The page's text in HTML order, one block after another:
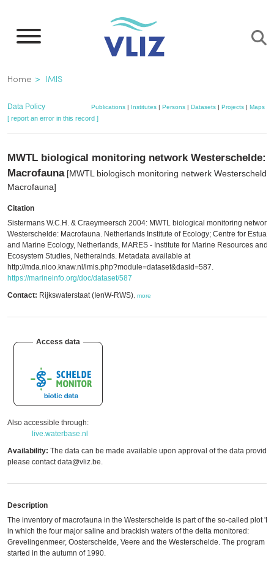
main
Breadcrumb
Home IMIS
Data Policy Publications| Institutes| Persons| Datasets| Projects| Maps
[ report an error in this record ]
MWTL biological monitoring network Westerschelde:
Macrofauna[MWTL biologisch monitoring netwerk Westerschelde:
Macrofauna]
Citation
Sistermans W.C.H. & Craeymeersch 2004: MWTL biological monitoring network
Westerschelde: Macrofauna. Netherlands Institute of Ecology; Centre for
and Marine Ecology, Netherlands, MARES - Institute for Marine Resources and
Ecosystem Studies, Netheralnds. Metadata available at
http://mda.nioo.knaw.nl/imis.php?module=dataset&dasid=587.
https://marineinfo.org/doc/dataset/587
Contact: Rijkswaterstaat (IenW-RWS) more
Access data
Also accessible through:
live.waterbase.nl
Availability: The data can be made available upon approval of the data provider,
please contact data@vliz.be.
Description
The inventory of macrofauna in the Westerschelde is part of the so-called plot
in which the four major saline and brackish waters of the delta monitored:
Grevelingenmeer, Oosterschelde, Veere and the Westerschelde. The program
started in the autumn of 1990.